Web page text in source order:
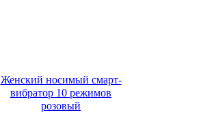
Женский носимый смарт-
вибратор 10 режимов
розовый